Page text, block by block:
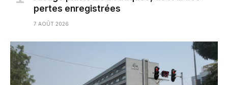
pertes enregistrées
7 AOÛT 2026